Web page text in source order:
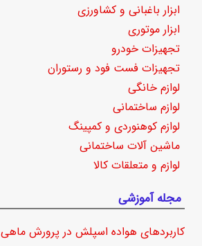
ابزار باغبانی و کشاورزی
ابزار موتوری
تجهیزات خودرو
تجهیزات فست فود و رستوران
لوازم خانگی
لوازم ساختمانی
لوازم کوهنوردی و کمپینگ
ماشین آلات ساختمانی
لوازم و متعلقات کالا
مجله آموزشی
کاربردهای هواده اسپلش در پرورش ماهی